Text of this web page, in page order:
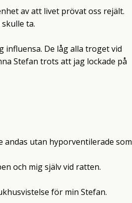
av att livet prövat oss rejält.
ta.
De låg alla troget vid
Stefan trots att jag lockade på
andas utan hyporventilerade som
och mig själv vid ratten.
för min Stefan.